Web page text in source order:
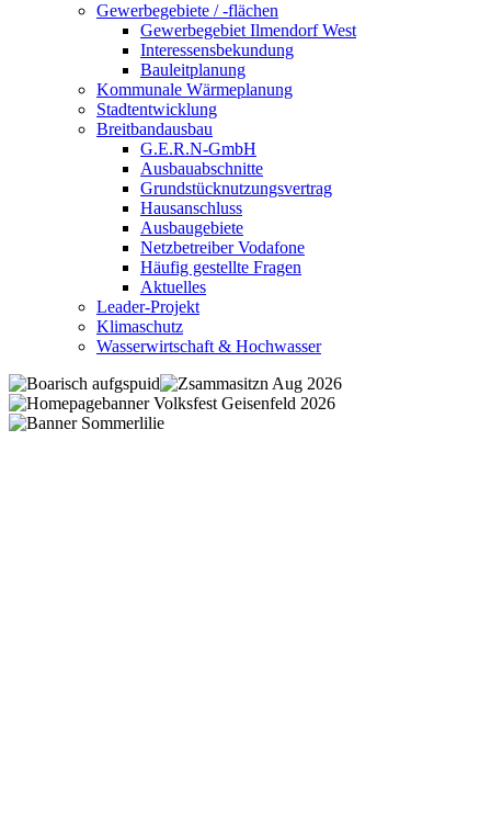
Gewerbegebiete / -flächen
Gewerbegebiet Ilmendorf West
Interessensbekundung
Bauleitplanung
Kommunale Wärmeplanung
Stadtentwicklung
Breitbandausbau
G.E.R.N-GmbH
Ausbauabschnitte
Grundstücknutzungsvertrag
Hausanschluss
Ausbaugebiete
Netzbetreiber Vodafone
Häufig gestellte Fragen
Aktuelles
Leader-Projekt
Klimaschutz
Wasserwirtschaft & Hochwasser